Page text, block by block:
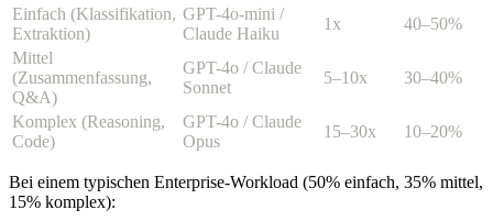
Einfach (Klassifikation,
Extraktion)
GPT-4o-mini /
Claude Haiku
1x
40–50%
Mittel
(Zusammenfassung,
Q&A)
GPT-4o / Claude
Sonnet
5–10x 30–40%
Komplex (Reasoning,
Code)
GPT-4o / Claude
Opus
15–30x 10–20%
Bei einem typischen Enterprise-Workload (50% einfach, 35% mittel,
15% komplex):